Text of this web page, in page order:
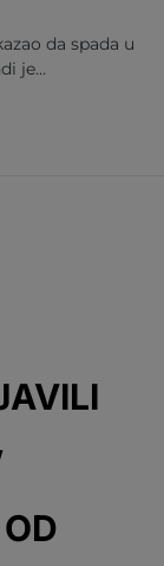
da spada u
je…